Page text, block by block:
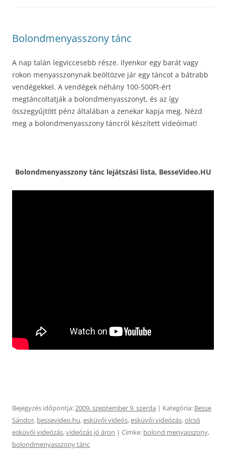
Bolondmenyasszony tánc
A nap talán legviccesebb része. Ilyenkor egy barát vagy
rokon menyasszonynak beöltözve jár egy táncot a bátrabb
vendégekkel. A vendégek néhány 100-500Ft-ért
megtáncoltatják a bolondmenyasszonyt, és az így
összegyűjtött pénz általában a zenekar kapja meg. Nézd
meg a bolondmenyasszony táncról készített videóimat!
Bolondmenyasszony tánc lejátszási lista, BesseVideo.HU
Bejegyzés időpontja:2009. szeptember 9. szerda | Kategória: Besse
Sándor, bessevideo.hu,esküvői videós,esküvői videózás,olcsó
esküvői videózás,videózás jó áron | Címke: bolond menyasszony,
bolondmenyasszony tánc